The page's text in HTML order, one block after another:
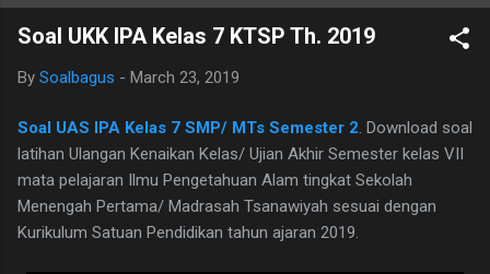
B. Ind Kelas 7 ini terdiri dari 25 butir soal, 20 pilihan ganda dan 5
essay. Berikut adalah kunci jawaban yg dimaksud, adapun
ini. I. PILIHAN GANDA 1. D 2. A 3. C 4. B 5. B 6. B 7. C 8. A 9. D
buku, nama pembuat buku dan logo penerbit 3. a.
mengungkapkan perasaan, b. menyampaikan i...
Soal UKK IPA Kelas 7 KTSP Th. 2019
By Soalbagus - March 23, 2019
Soal UAS IPA Kelas 7 SMP/ MTs Semester 2. Download soal
latihan Ulangan Kenaikan Kelas/ Ujian Akhir Semester kelas VII
mata pelajaran Ilmu Pengetahuan Alam tingkat Sekolah
Menengah Pertama/ Madrasah Tsanawiyah sesuai dengan
Kurikulum Satuan Pendidikan tahun ajaran 2019.